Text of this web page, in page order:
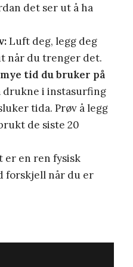
det ser ut å ha
Luft deg, legg deg
når du trenger det.
tid du bruker på
drukne i instasurfing
tida. Prøv å legg
de siste 20
er en ren fysisk
forskjell når du er